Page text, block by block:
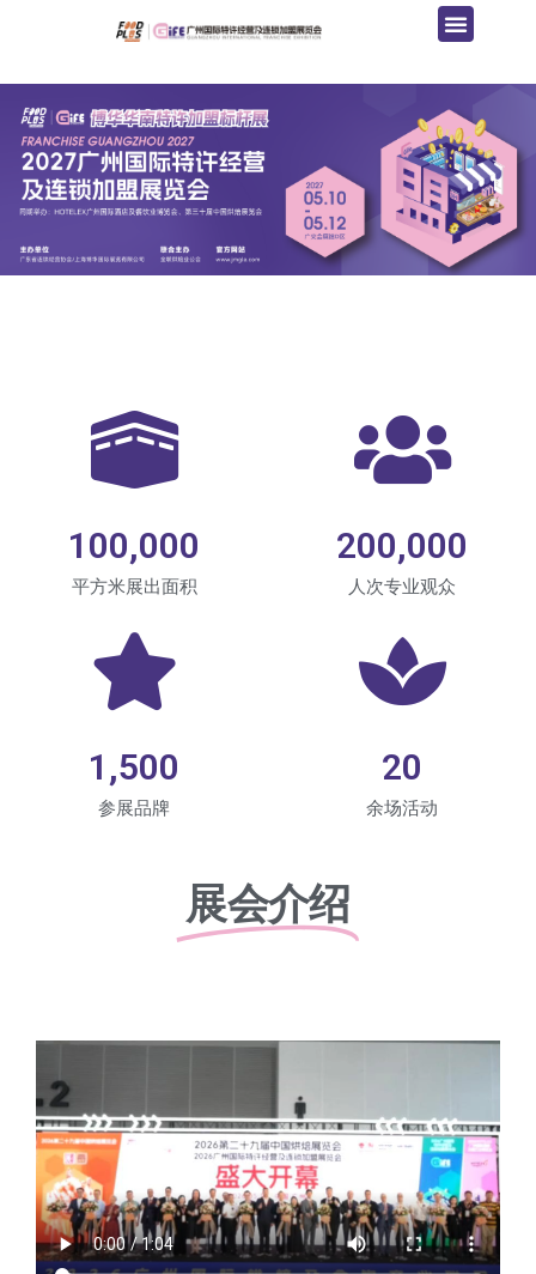
平方米展出面积
100,000
人次专业观众
200,000
参展品牌
1,500
余场活动
20
展会介绍